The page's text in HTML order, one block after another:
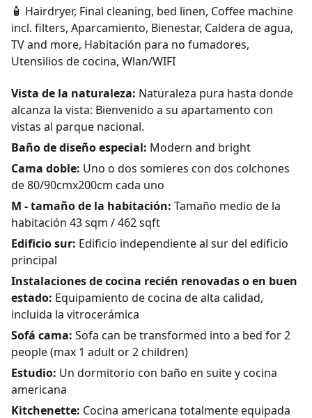
🧴 Hairdryer, Final cleaning, bed linen, Coffee machine
incl. filters, Aparcamiento, Bienestar, Caldera de agua,
TV and more, Habitación para no fumadores,
Utensilios de cocina, Wlan/WIFI
Vista de la naturaleza: Naturaleza pura hasta donde
alcanza la vista: Bienvenido a su apartamento con
vistas al parque nacional.
Baño de diseño especial: Modern and bright
Cama doble: Uno o dos somieres con dos colchones
de 80/90cmx200cm cada uno
M - tamaño de la habitación: Tamaño medio de la
habitación 43 sqm / 462 sqft
Edificio sur: Edificio independiente al sur del edificio
principal
Instalaciones de cocina recién renovadas o en buen
estado: Equipamiento de cocina de alta calidad,
incluida la vitrocerámica
Sofá cama: Sofa can be transformed into a bed for 2
people (max 1 adult or 2 children)
Estudio: Un dormitorio con baño en suite y cocina
americana
Kitchenette: Cocina americana totalmente equipada